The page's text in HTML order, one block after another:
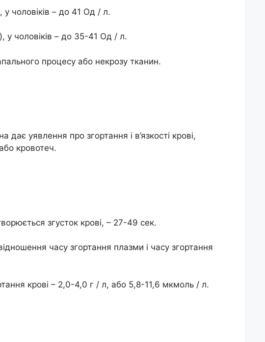
чоловіків – до 41 Од / л.
чоловіків – до 35-41 Од / л.
процесу або некрозу тканин.
уявлення про згортання і в’язкості крові,
кровотеч.
згусток крові, – 27-49 сек.
часу згортання плазми і часу згортання
крові – 2,0-4,0 г / л, або 5,8-11,6 мкмоль / л.